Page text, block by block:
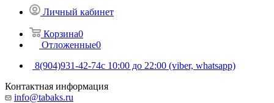
Личный кабинет
Корзина0
Отложенные0
8(904)931-42-74с 10:00 до 22:00 (viber, whatsapp)
Контактная информация
info@tabaks.ru